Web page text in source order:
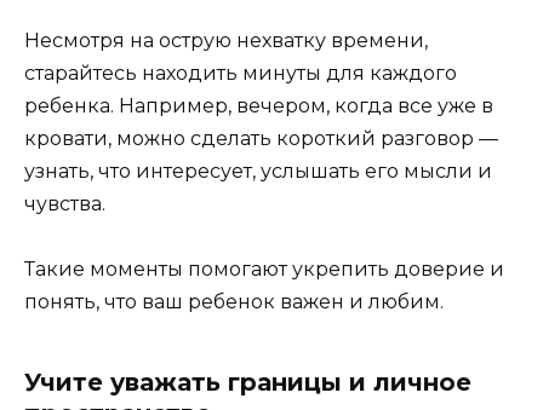
Несмотря на острую нехватку времени,
старайтесь находить минуты для каждого
ребенка. Например, вечером, когда все уже в
кровати, можно сделать короткий разговор —
узнать, что интересует, услышать его мысли и
чувства.
Такие моменты помогают укрепить доверие и
понять, что ваш ребенок важен и любим.
Учите уважать границы и личное